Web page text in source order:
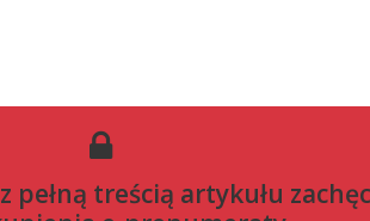
pełną treścią artykułu